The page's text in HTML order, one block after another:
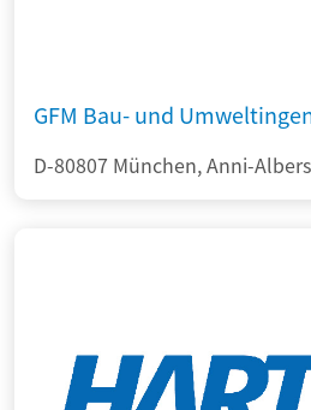
GFM Bau- und
D-80807 München, Anni-